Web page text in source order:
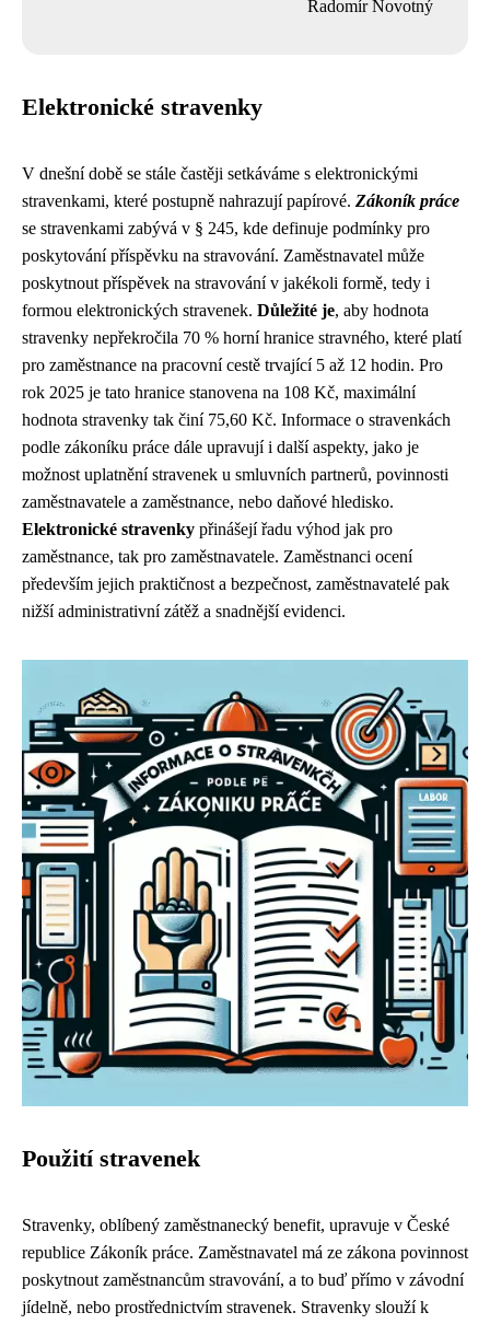
Radomír Novotný
Elektronické stravenky
V dnešní době se stále častěji setkáváme s elektronickými
stravenkami, které postupně nahrazují papírové. Zákoník práce
se stravenkami zabývá v § 245, kde definuje podmínky pro
poskytování příspěvku na stravování. Zaměstnavatel může
poskytnout příspěvek na stravování v jakékoli formě, tedy i
formou elektronických stravenek. Důležité je, aby hodnota
stravenky nepřekročila 70 % horní hranice stravného, které platí
pro zaměstnance na pracovní cestě trvající 5 až 12 hodin. Pro
rok 2025 je tato hranice stanovena na 108 Kč, maximální
hodnota stravenky tak činí 75,60 Kč. Informace o stravenkách
podle zákoníku práce dále upravují i další aspekty, jako je
možnost uplatnění stravenek u smluvních partnerů, povinnosti
zaměstnavatele a zaměstnance, nebo daňové hledisko.
Elektronické stravenky přinášejí řadu výhod jak pro
zaměstnance, tak pro zaměstnavatele. Zaměstnanci ocení
především jejich praktičnost a bezpečnost, zaměstnavatelé pak
nižší administrativní zátěž a snadnější evidenci.
Použití stravenek
Stravenky, oblíbený zaměstnanecký benefit, upravuje v České
republice Zákoník práce. Zaměstnavatel má ze zákona povinnost
poskytnout zaměstnancům stravování, a to buď přímo v závodní
jídelně, nebo prostřednictvím stravenek. Stravenky slouží k